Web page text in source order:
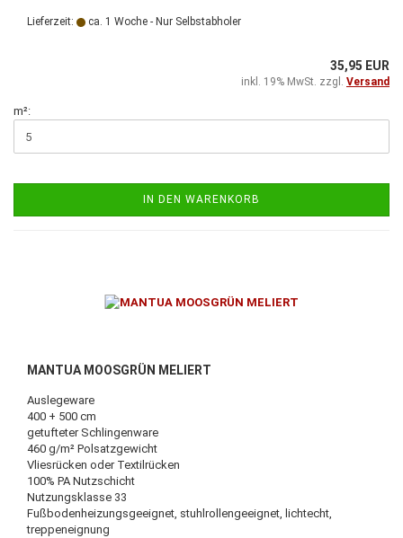
Lieferzeit: ca. 1 Woche - Nur Selbstabholer
35,95 EUR
inkl. 19% MwSt. zzgl. Versand
m²:
IN DEN WARENKORB
MANTUA MOOSGRÜN MELIERT
Auslegeware
400 + 500 cm
getufteter Schlingenware
460 g/m² Polsatzgewicht
Vliesrücken oder Textilrücken
100% PA Nutzschicht
Nutzungsklasse 33
Fußbodenheizungsgeeignet, stuhlrollengeeignet, lichtecht,
treppeneignung